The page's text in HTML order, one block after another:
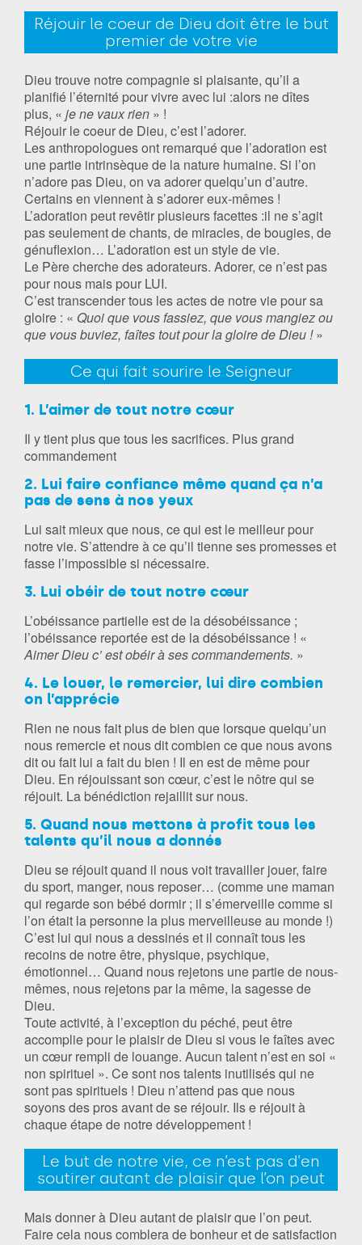
Réjouir le coeur de Dieu doit être le but
premier de votre vie
Dieu trouve notre compagnie si plaisante, qu’il a
planifié l’éternité pour vivre avec lui :alors ne dîtes
plus, « je ne vaux rien » !
Réjouir le coeur de Dieu, c’est l’adorer.
Les anthropologues ont remarqué que l’adoration est
une partie intrinsèque de la nature humaine. Si l’on
n’adore pas Dieu, on va adorer quelqu’un d’autre.
Certains en viennent à s’adorer eux-mêmes !
L’adoration peut revêtir plusieurs facettes :il ne s’agit
pas seulement de chants, de miracles, de bougies, de
génuflexion… L’adoration est un style de vie.
Le Père cherche des adorateurs. Adorer, ce n’est pas
pour nous mais pour LUI.
C’est transcender tous les actes de notre vie pour sa
gloire : « Quoi que vous fassiez, que vous mangiez ou
que vous buviez, faîtes tout pour la gloire de Dieu !»
Ce qui fait sourire le Seigneur
1. L’aimer de tout notre cœur
Il y tient plus que tous les sacrifices. Plus grand
commandement
2. Lui faire confiance même quand ça n’a
pas de sens à nos yeux
Lui sait mieux que nous, ce qui est le meilleur pour
notre vie. S’attendre à ce qu’il tienne ses promesses et
fasse l’impossible si nécessaire.
3. Lui obéir de tout notre cœur
L’obéissance partielle est de la désobéissance ;
l’obéissance reportée est de la désobéissance ! «
Aimer Dieu c’ est obéir à ses commandements. »
4. Le louer, le remercier, lui dire combien
on l’apprécie
Rien ne nous fait plus de bien que lorsque quelqu’un
nous remercie et nous dit combien ce que nous avons
dit ou fait lui a fait du bien ! Il en est de même pour
Dieu. En réjouissant son cœur, c’est le nôtre qui se
réjouit. La bénédiction rejaillit sur nous.
5. Quand nous mettons à profit tous les
talents qu’il nous a donnés
Dieu se réjouit quand il nous voit travailler jouer, faire
du sport, manger, nous reposer… (comme une maman
qui regarde son bébé dormir ; il s’émerveille comme si
l’on était la personne la plus merveilleuse au monde !)
C’est lui qui nous a dessinés et il connaît tous les
recoins de notre être, physique, psychique,
émotionnel… Quand nous rejetons une partie de nous-
mêmes, nous rejetons par la même, la sagesse de
Dieu.
Toute activité, à l’exception du péché, peut être
accomplie pour le plaisir de Dieu si vous le faîtes avec
un cœur rempli de louange. Aucun talent n’est en soi «
non spirituel ». Ce sont nos talents inutilisés qui ne
sont pas spirituels ! Dieu n’attend pas que nous
soyons des pros avant de se réjouir. Ils e réjouit à
chaque étape de notre développement !
Le but de notre vie, ce n’est pas d'en
soutirer autant de plaisir que l’on peut
Mais donner à Dieu autant de plaisir que l’on peut.
Faire cela nous comblera de bonheur et de satisfaction